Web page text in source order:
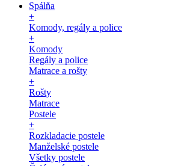
Spálňa
+
Komody, regály a police
+
Komody
Regály a police
Matrace a rošty
+
Rošty
Matrace
Postele
+
Rozkladacie postele
Manželské postele
Všetky postele